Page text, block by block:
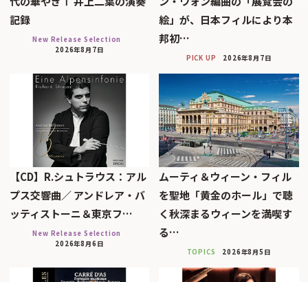
記録
New Release Selection
2026年8月7日
絵」が、日本フィルにより本
邦初…
PICK UP 2026年8月7日
【CD】R.シュトラウス：アル
プス交響曲／ アンドレア・バ
ッティストーニ＆東京フ…
New Release Selection
2026年8月6日
ムーティ＆ウィーン・フィル
を聖地「黄金のホール」で聴
く秋深まるウィーンを満喫す
る…
TOPICS 2026年8月5日